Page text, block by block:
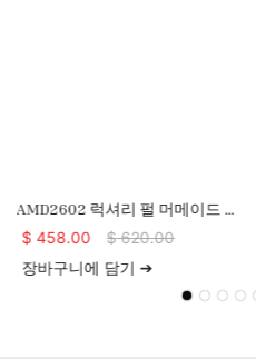
AMD2602 럭셔리 펄 머메이드 웨
딩드레스 (스퀘어넥 & 드라마틱
$ 458.00 $620.00
장바구니에 담기 ➔